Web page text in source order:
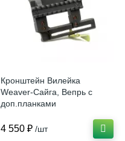
Кронштейн Вилейка
Weaver-Сайга, Вепрь с
доп.планками
4 550 ₽ /шт